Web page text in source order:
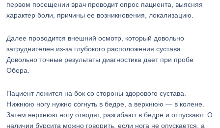
первом посещении врач проводит опрос пациента, выясняя
характер боли, причины ее возникновения, локализацию.
Далее проводится внешний осмотр, который довольно
затруднителен из-за глубокого расположения сустава.
Довольно точные результаты диагностика дает при пробе
Обера.
Пациент ложится на бок со стороны здорового сустава.
Нижнюю ногу нужно согнуть в бедре, а верхнюю — в колене.
Затем верхнюю ногу отводят, разгибают в бедре и отпускают. О
наличии бурсита можно говорить, если нога не опускается, а